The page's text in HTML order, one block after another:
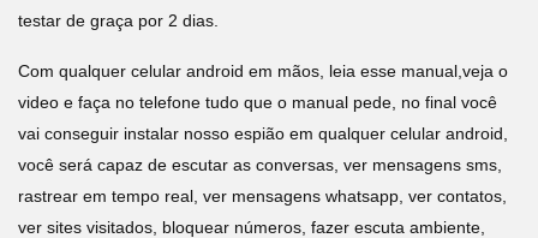
testar de graça por 2 dias.
Com qualquer celular android em mãos, leia esse manual,veja o
video e faça no telefone tudo que o manual pede, no final você
vai conseguir instalar nosso espião em qualquer celular android,
você será capaz de escutar as conversas, ver mensagens sms,
rastrear em tempo real, ver mensagens whatsapp, ver contatos,
ver sites visitados, bloquear números, fazer escuta ambiente,